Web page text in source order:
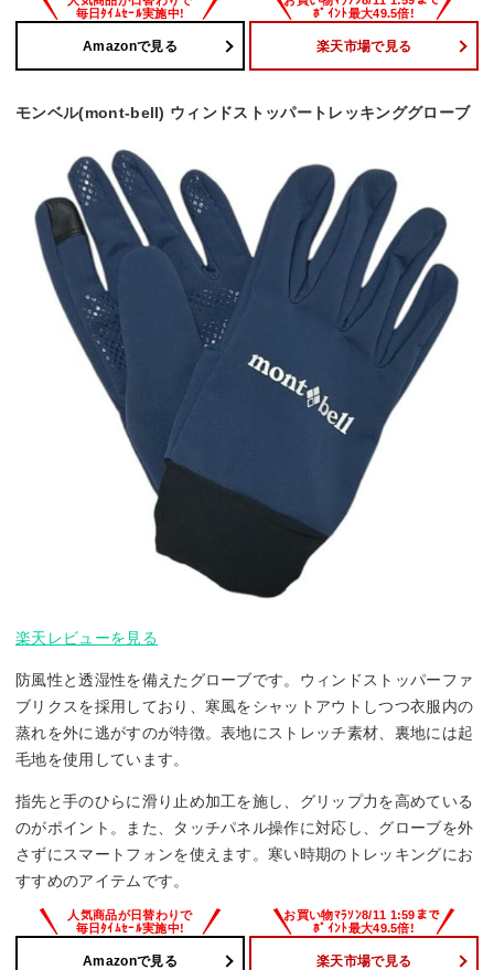
Amazonで見る 楽天市場で見る
モンベル(mont-bell) ウィンドストッパートレッキンググローブ
楽天レビューを見る
防風性と透湿性を備えたグローブです。ウィンドストッパーファ
ブリクスを採用しており、寒風をシャットアウトしつつ衣服内の
蒸れを外に逃がすのが特徴。表地にストレッチ素材、裏地には起
毛地を使用しています。
指先と手のひらに滑り止め加工を施し、グリップ力を高めている
のがポイント。また、タッチパネル操作に対応し、グローブを外
さずにスマートフォンを使えます。寒い時期のトレッキングにお
すすめのアイテムです。
Amazonで見る 楽天市場で見る